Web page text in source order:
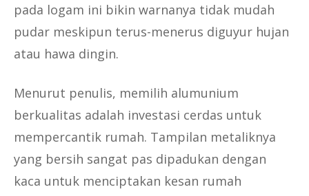
pada logam ini bikin warnanya tidak mudah
pudar meskipun terus-menerus diguyur hujan
atau hawa dingin.
Menurut penulis, memilih alumunium
berkualitas adalah investasi cerdas untuk
mempercantik rumah. Tampilan metaliknya
yang bersih sangat pas dipadukan dengan
kaca untuk menciptakan kesan rumah